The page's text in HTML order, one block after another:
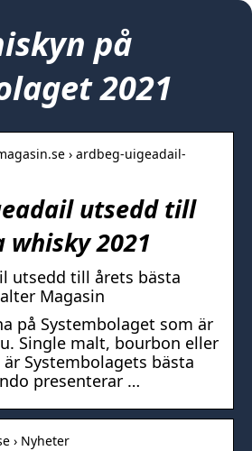
på
2021
› ardbeg-uigeadail-
utsedd till
whisky 2021
utsedd till årets bästa
Magasin
på Systembolaget som är
Single malt, bourbon eller
Systembolagets bästa
presenterar …
› Nyheter